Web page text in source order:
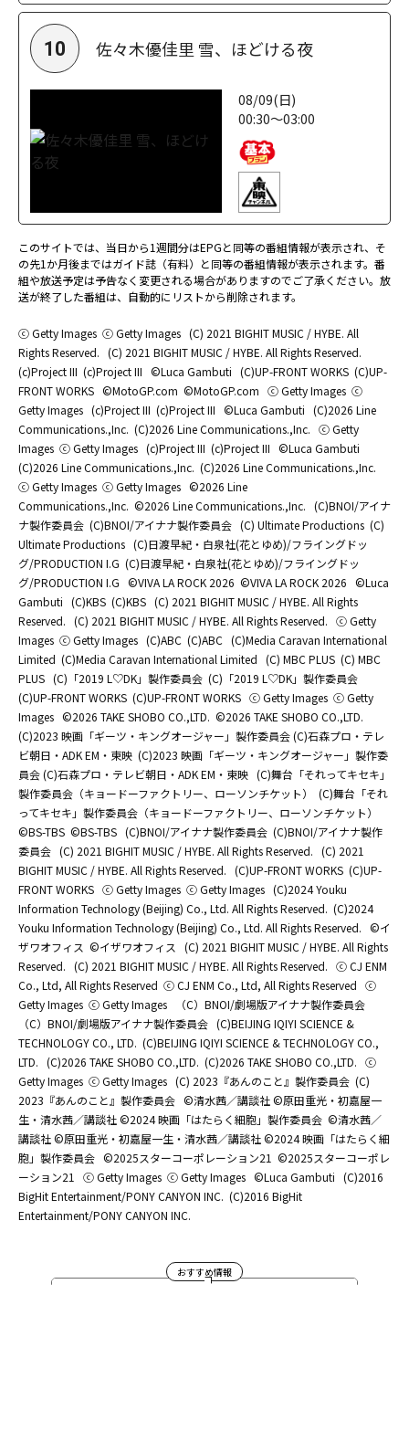
10 佐々木優佳里 雪、ほどける夜
08/09(日)
00:30～03:00
このサイトでは、当日から1週間分はEPGと同等の番組情報が表示され、そ
の先1か月後まではガイド誌（有料）と同等の番組情報が表示されます。番
組や放送予定は予告なく変更される場合がありますのでご了承ください。放
送が終了した番組は、自動的にリストから削除されます。
ⓒ Getty Images ⓒ Getty Images (C) 2021 BIGHIT MUSIC / HYBE. All
Rights Reserved. (C) 2021 BIGHIT MUSIC / HYBE. All Rights Reserved.
(c)Project III (c)Project III ©Luca Gambuti (C)UP-FRONT WORKS (C)UP-
FRONT WORKS ©MotoGP.com ©MotoGP.com ⓒ Getty Images ⓒ
Getty Images (c)Project III (c)Project III ©Luca Gambuti (C)2026 Line
Communications.,Inc. (C)2026 Line Communications.,Inc. ⓒ Getty
Images ⓒ Getty Images (c)Project III (c)Project III ©Luca Gambuti
(C)2026 Line Communications.,Inc. (C)2026 Line Communications.,Inc.
ⓒ Getty Images ⓒ Getty Images ©2026 Line
Communications.,Inc. ©2026 Line Communications.,Inc. (C)BNOI/アイナ
ナ製作委員会 (C)BNOI/アイナナ製作委員会 (C) Ultimate Productions (C)
Ultimate Productions (C)日渡早紀・白泉社(花とゆめ)/フライングドッ
グ/PRODUCTION I.G (C)日渡早紀・白泉社(花とゆめ)/フライングドッ
グ/PRODUCTION I.G ©️VIVA LA ROCK 2026 ©️VIVA LA ROCK 2026 ©Luca
Gambuti (C)KBS (C)KBS (C) 2021 BIGHIT MUSIC / HYBE. All Rights
Reserved. (C) 2021 BIGHIT MUSIC / HYBE. All Rights Reserved. ⓒ Getty
Images ⓒ Getty Images (C)ABC (C)ABC (C)Media Caravan International
Limited (C)Media Caravan International Limited (C) MBC PLUS (C) MBC
PLUS (C)「2019 L♡DK」製作委員会 (C)「2019 L♡DK」製作委員会
(C)UP-FRONT WORKS (C)UP-FRONT WORKS ⓒ Getty Images ⓒ Getty
Images ©2026 TAKE SHOBO CO.,LTD. ©2026 TAKE SHOBO CO.,LTD.
(C)2023 映画「ギーツ・キングオージャー」製作委員会 (C)石森プロ・テレ
ビ朝日・ADK EM・東映 (C)2023 映画「ギーツ・キングオージャー」製作委
員会 (C)石森プロ・テレビ朝日・ADK EM・東映 (C)舞台「それってキセキ」
製作委員会（キョードーファクトリー、ローソンチケット）
(C)舞台「それ
ってキセキ」製作委員会（キョードーファクトリー、ローソンチケット）
©BS-TBS ©BS-TBS (C)BNOI/アイナナ製作委員会 (C)BNOI/アイナナ製作
委員会 (C) 2021 BIGHIT MUSIC / HYBE. All Rights Reserved. (C) 2021
BIGHIT MUSIC / HYBE. All Rights Reserved. (C)UP-FRONT WORKS (C)UP-
FRONT WORKS ⓒ Getty Images ⓒ Getty Images (C)2024 Youku
Information Technology (Beijing) Co., Ltd. All Rights Reserved. (C)2024
Youku Information Technology (Beijing) Co., Ltd. All Rights Reserved. ©イ
ザワオフィス ©イザワオフィス
(C) 2021 BIGHIT MUSIC / HYBE. All Rights
Reserved. (C) 2021 BIGHIT MUSIC / HYBE. All Rights Reserved. ⓒ CJ ENM
Co., Ltd, All Rights Reserved ⓒ CJ ENM Co., Ltd, All Rights Reserved ⓒ
Getty Images ⓒ Getty Images
（C）BNOI/劇場版アイナナ製作委員会
（C）BNOI/劇場版アイナナ製作委員会 (C)BEIJING IQIYI SCIENCE &
TECHNOLOGY CO., LTD. (C)BEIJING IQIYI SCIENCE & TECHNOLOGY CO.,
LTD. (C)2026 TAKE SHOBO CO.,LTD. (C)2026 TAKE SHOBO CO.,LTD. ⓒ
Getty Images ⓒ Getty Images (C) 2023『あんのこと』製作委員会 (C)
2023『あんのこと』製作委員会 ©清水茜／講談社 ©原田重光・初嘉屋一
生・清水茜／講談社 ©2024 映画「はたらく細胞」製作委員会 ©清水茜／
講談社 ©原田重光・初嘉屋一生・清水茜／講談社 ©2024 映画「はたらく細
胞」製作委員会 ©2025スターコーポレーション21 ©2025スターコーポレ
ーション21
ⓒ Getty Images ⓒ Getty Images ©Luca Gambuti (C)2016
BigHit Entertainment/PONY CANYON INC. (C)2016 BigHit
Entertainment/PONY CANYON INC.
おすすめ情報